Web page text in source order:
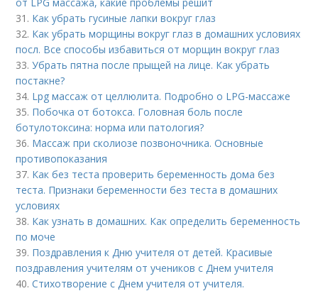
31. Как убрать гусиные лапки вокруг глаз
32. Как убрать морщины вокруг глаз в домашних условиях
посл. Все способы избавиться от морщин вокруг глаз
33.Убрать пятна после прыщей на лице. Как убрать
постакне?
34. Lpg массаж от целлюлита. Подробно о LPG-массаже
35. Побочка от ботокса. Головная боль после
ботулотоксина: норма или патология?
36. Массаж при сколиозе позвоночника. Основные
противопоказания
37. Как без теста проверить беременность дома без
теста. Признаки беременности без теста в домашних
условиях
38. Как узнать в домашних. Как определить беременность
по моче
39. Поздравления к Дню учителя от детей. Красивые
поздравления учителям от учеников с Днем учителя
40.Стихотворение с Днем учителя от учителя.